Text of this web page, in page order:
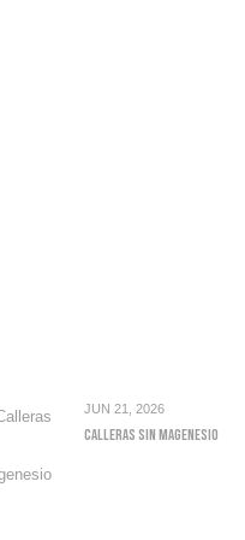
JUN 21, 2026
Calleras Sin Magenesio